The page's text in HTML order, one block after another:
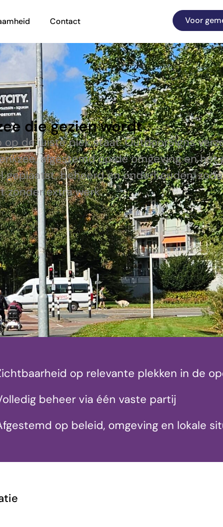
Contact Voor
die gezien wordt
de juiste plek staat. OutdoorSigns
afgestemd op de omgeving en het
beheerd en onderhouden,
zonder extra werk.
op relevante plekken in de
beheer via één vaste partij
op beleid, omgeving en lokale